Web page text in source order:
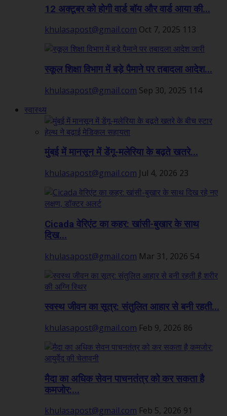
12 अक्टूबर को होगी वार्ड बॉय और वार्ड आया की...
khulasapost@gmail.com Oct 7, 2025 113
स्कूल शिक्षा विभाग में बड़े पैमाने पर तबादला आदेश...
khulasapost@gmail.com Sep 30, 2025 114
स्वास्थ्य
मुंबई में मानसून में डेंगू-मलेरिया के बढ़ते खतरे...
khulasapost@gmail.com Jul 4, 2026 23
Cicada वेरिएंट का कहर: खांसी-बुखार के साथ
दिख...
khulasapost@gmail.com Mar 31, 2026 54
स्वस्थ जीवन का सूत्र: संतुलित आहार से बनी रहती...
khulasapost@gmail.com Feb 9, 2026 86
मैदा का अधिक सेवन पाचनतंत्र को कर सकता है
कमजोर:...
khulasapost@gmail.com Feb 5, 2026 91